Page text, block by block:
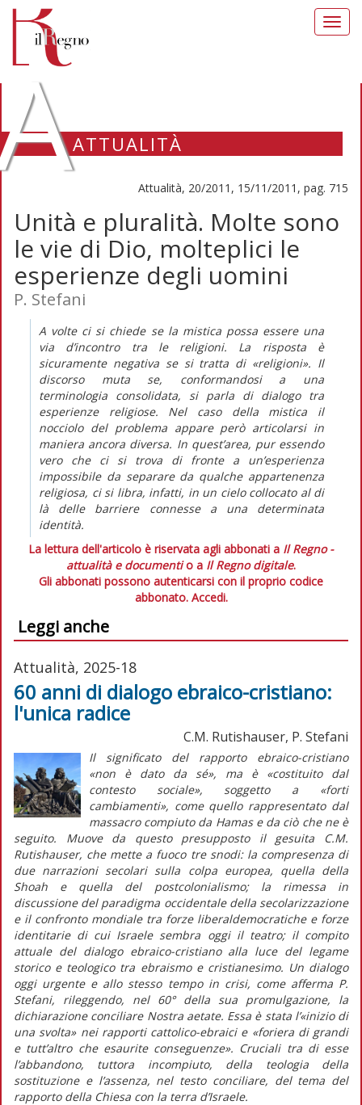
ATTUALITÀ
Attualità, 20/2011, 15/11/2011, pag. 715
Unità e pluralità. Molte sono
le vie di Dio, molteplici le
esperienze degli uomini
P. Stefani
A volte ci si chiede se la mistica possa essere una
via d’incontro tra le religioni. La risposta è
sicuramente negativa se si tratta di «religioni». Il
discorso muta se, conformandosi a una
terminologia consolidata, si parla di dialogo tra
esperienze religiose. Nel caso della mistica il
nocciolo del problema appare però articolarsi in
maniera ancora diversa. In quest’area, pur essendo
vero che ci si trova di fronte a un’esperienza
impossibile da separare da qualche appartenenza
religiosa, ci si libra, infatti, in un cielo collocato al di
là delle barriere connesse a una determinata
identità.
La lettura dell'articolo è riservata agli abbonati a Il Regno -
attualità e documentio a Il Regno digitale.
Gli abbonati possono autenticarsi con il proprio codice
abbonato. Accedi.
Leggi anche
Attualità, 2025-18
60 anni di dialogo ebraico-cristiano:
l'unica radice
C.M. Rutishauser, P. Stefani
Il significato del rapporto ebraico-cristiano
«non è dato da sé», ma è «costituito dal
contesto sociale», soggetto a «forti
cambiamenti», come quello rappresentato dal
massacro compiuto da Hamas e da ciò che ne è
seguito. Muove da questo presupposto il gesuita C.M.
Rutishauser, che mette a fuoco tre snodi: la compresenza di
due narrazioni secolari sulla colpa europea, quella della
Shoah e quella del postcolonialismo; la rimessa in
discussione del paradigma occidentale della secolarizzazione
e il confronto mondiale tra forze liberaldemocratiche e forze
identitarie di cui Israele sembra oggi il teatro; il compito
attuale del dialogo ebraico-cristiano alla luce del legame
storico e teologico tra ebraismo e cristianesimo. Un dialogo
oggi urgente e allo stesso tempo in crisi, come afferma P.
Stefani, rileggendo, nel 60° della sua promulgazione, la
dichiarazione conciliare Nostra aetate. Essa è stata l’«inizio di
una svolta» nei rapporti cattolico-ebraici e «foriera di grandi
e tutt’altro che esaurite conseguenze». Cruciali tra di esse
l’abbandono, tuttora incompiuto, della teologia della
sostituzione e l’assenza, nel testo conciliare, del tema del
rapporto della Chiesa con la terra d’Israele.